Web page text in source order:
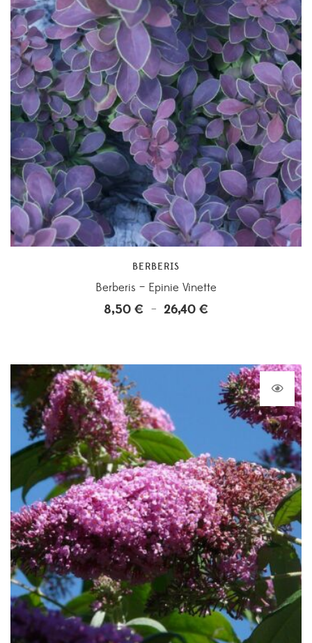
BERBERIS
Berberis – Epinie Vinette
8,50 € – 26,40 €Plage
8,50 €
26,40 €